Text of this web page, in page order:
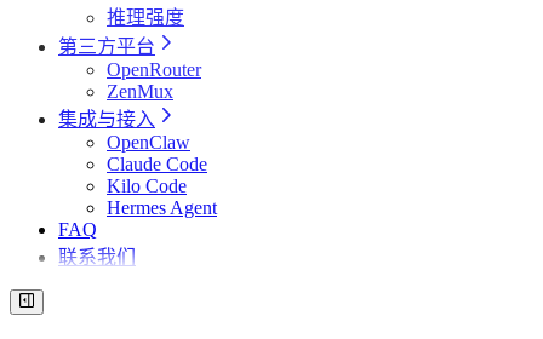
推理强度
第三方平台
OpenRouter
ZenMux
集成与接入
OpenClaw
Claude Code
Kilo Code
Hermes Agent
FAQ
联系我们